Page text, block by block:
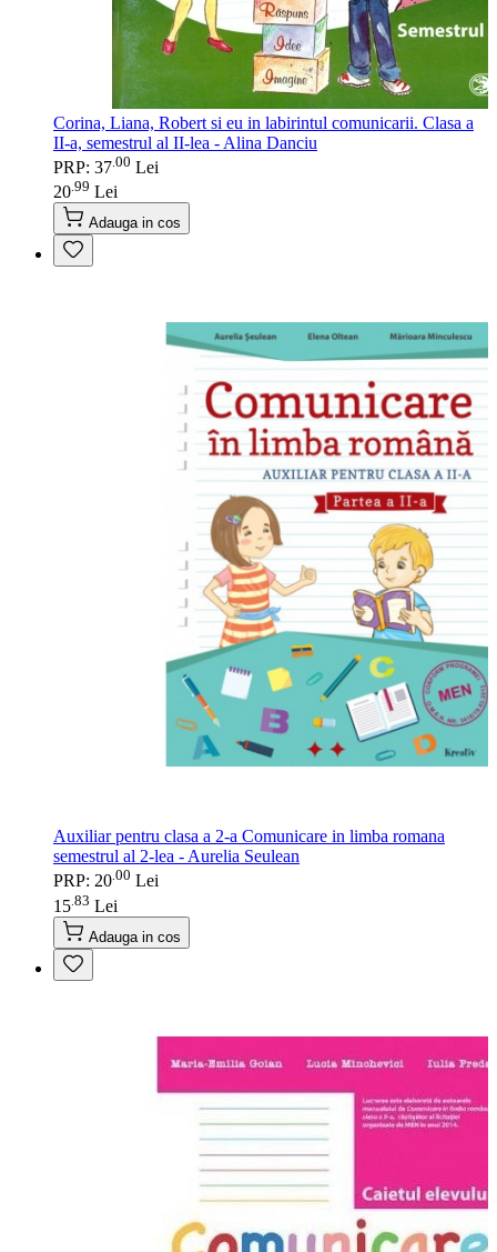
Corina, Liana, Robert si eu in labirintul comunicarii. Clasa a
II-a, semestrul al II-lea - Alina Danciu
PRP: 37 00 Lei
20 99 Lei
Adauga in cos
Auxiliar pentru clasa a 2-a Comunicare in limba romana
semestrul al 2-lea - Aurelia Seulean
PRP: 20 00 Lei
15 83 Lei
Adauga in cos